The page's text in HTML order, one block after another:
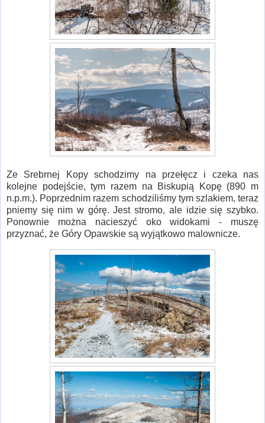
Ze Srebrnej Kopy schodzimy na przełęcz i czeka nas
kolejne podejście, tym razem na Biskupią Kopę (890 m
n.p.m.). Poprzednim razem schodziliśmy tym szlakiem, teraz
pniemy się nim w górę. Jest stromo, ale idzie się szybko.
Ponownie można nacieszyć oko widokami - muszę
przyznać, że Góry Opawskie są wyjątkowo malownicze.